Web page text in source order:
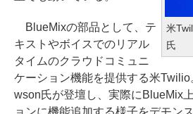
米
氏
BlueMixの部品として、テ
キストやボイスでのリアル
タイムのクラウドコミュニ
ケーション機能を提供する米
wson氏が登壇し、実際にBlueMix